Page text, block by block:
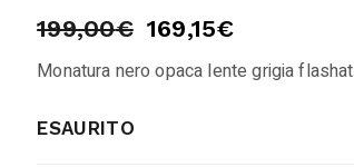
199,00€ 169,15€
Monatura nero opaca lente grigia
ESAURITO